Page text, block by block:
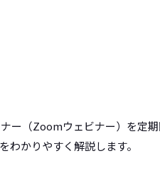
ー（Zoomウェビナー）を定
わかりやすく解説します。